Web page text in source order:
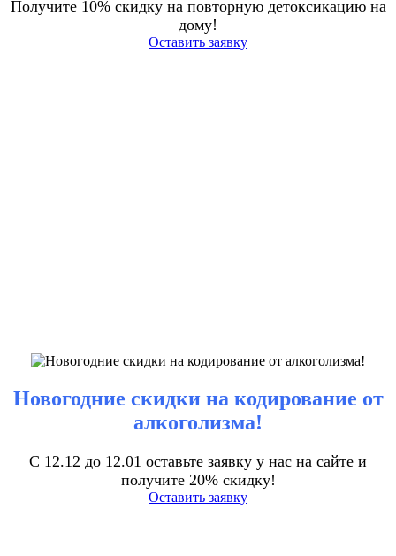
Получите 10% скидку на повторную детоксикацию на
дому!
Оставить заявку
Новогодние скидки на кодирование от
алкоголизма!
С 12.12 до 12.01 оставьте заявку у нас на сайте и
получите 20% скидку!
Оставить заявку